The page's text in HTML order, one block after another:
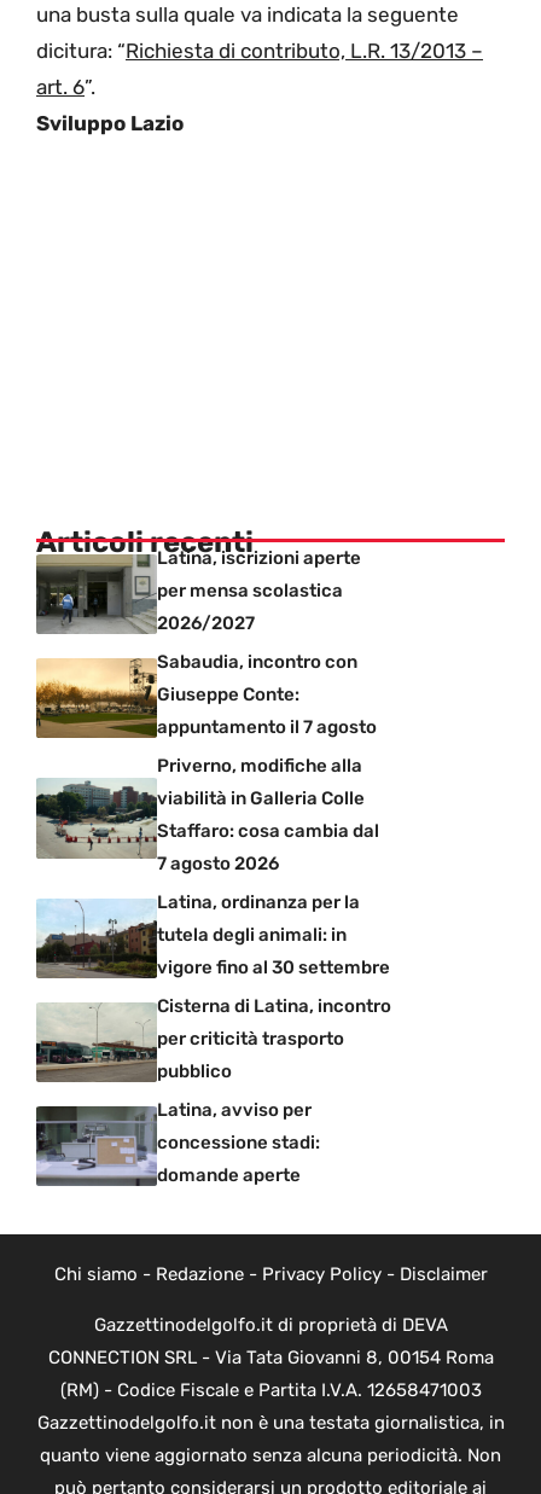
una busta sulla quale va indicata la seguente
dicitura: “Richiesta di contributo, L.R. 13/2013 –
art. 6”.
Sviluppo Lazio
Articoli recentiLatina, iscrizioni aperte
per mensa scolastica
2026/2027
Sabaudia, incontro con
Giuseppe Conte:
appuntamento il 7 agosto
Priverno, modifiche alla
viabilità in Galleria Colle
Staffaro: cosa cambia dal
7 agosto 2026
Latina, ordinanza per la
tutela degli animali: in
vigore fino al 30 settembre
Cisterna di Latina, incontro
per criticità trasporto
pubblico
Latina, avviso per
concessione stadi:
domande aperte
Chi siamo - Redazione- Privacy Policy- Disclaimer
Gazzettinodelgolfo.it di proprietà di DEVA
CONNECTION SRL - Via Tata Giovanni 8, 00154 Roma
(RM) - Codice Fiscale e Partita I.V.A. 12658471003
Gazzettinodelgolfo.it non è una testata giornalistica, in
quanto viene aggiornato senza alcuna periodicità. Non
può pertanto considerarsi un prodotto editoriale ai